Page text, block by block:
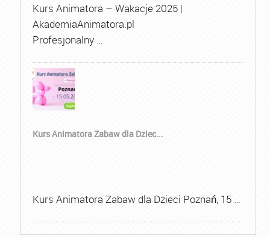
Kurs Animatora – Wakacje 2025 |
AkademiaAnimatora.pl
Profesjonalny …
Kurs Animatora Zabaw dla Dziec...
Kurs Animatora Zabaw dla Dzieci Poznań, 15 …